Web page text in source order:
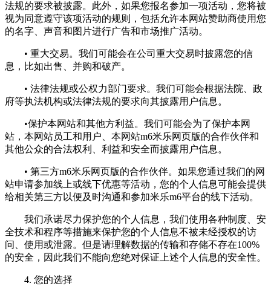
法规的要求被披露。此外，如果您报名参加一项活动，您将被
视为同意遵守该项活动的规则，包括允许本网站赞助商使用您
的名字、声音和图片进行广告和市场推广活动。
• 重大交易。我们可能会在公司重大交易时披露您的信
息，比如出售、并购和破产。
• 法律法规或公权力部门要求。我们可能会根据法院、政
府等执法机构或法律法规的要求向其披露用户信息。
•保护本网站和其他方利益。我们可能会为了保护本网
站，本网站员工和用户、本网站m6米乐网页版的合作伙伴和
其他公众的合法权利、利益和安全而披露用户信息。
• 第三方m6米乐网页版的合作伙伴。如果您通过我们的网
站申请参加线上或线下优惠等活动，您的个人信息可能会提供
给相关第三方以便及时沟通和参加米乐m6平台的线下活动。
我们承诺尽力保护您的个人信息，我们使用各种制度、安
全技术和程序等措施来保护您的个人信息不被未经授权的访
问、使用或泄露。但是请理解数据的传输和存储不存在100%
的安全，因此我们不能向您绝对保证上述个人信息的安全性。
4. 您的选择